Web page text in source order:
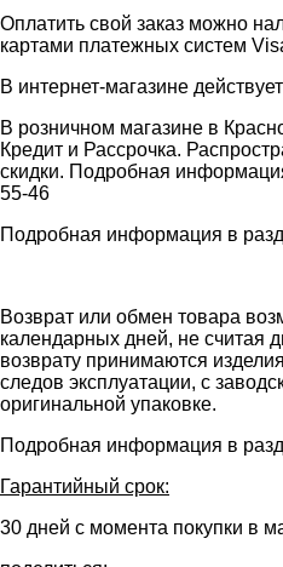
Оплатить свой заказ можно
картами платежных систем
В интернет-магазине
В розничном магазине в
Кредит и Рассрочка.
скидки. Подробная
55-46
Подробная информация в
Возврат или обмен товара
календарных дней, не считая
возврату принимаются
следов эксплуатации, с
оригинальной упаковке.
Подробная информация в
Гарантийный срок:
30 дней с момента покупки в